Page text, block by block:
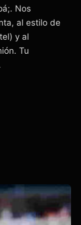
Nos
al estilo de
y al
Tu